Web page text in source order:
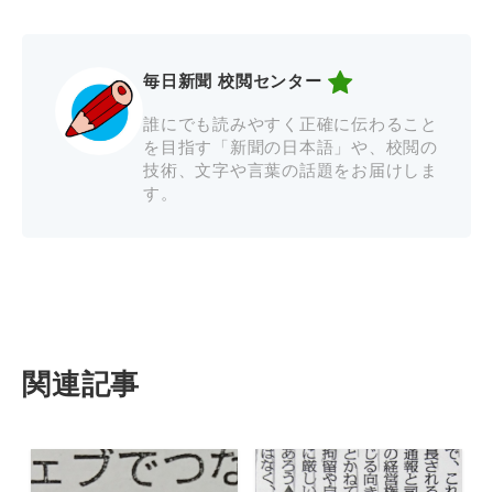
毎日新聞 校閲センター
誰にでも読みやすく正確に伝わること
を目指す「新聞の日本語」や、校閲の
技術、文字や言葉の話題をお届けしま
す。
関連記事